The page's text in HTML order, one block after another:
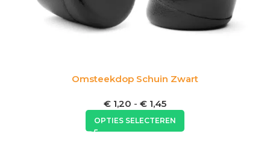
Omsteekdop Schuin Zwart
€ 1,20 - € 1,45
OPTIES SELECTEREN